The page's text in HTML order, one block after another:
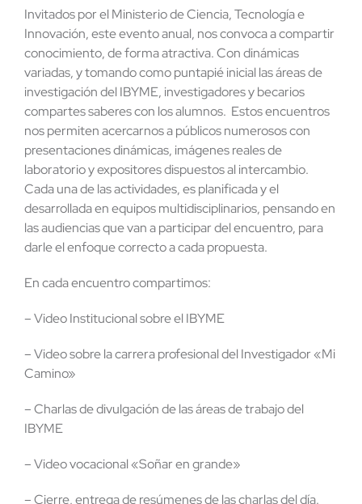
Invitados por el Ministerio de Ciencia, Tecnología e
Innovación, este evento anual, nos convoca a compartir
conocimiento, de forma atractiva. Con dinámicas
variadas, y tomando como puntapié inicial las áreas de
investigación del IBYME, investigadores y becarios
compartes saberes con los alumnos. Estos encuentros
nos permiten acercarnos a públicos numerosos con
presentaciones dinámicas, imágenes reales de
laboratorio y expositores dispuestos al intercambio.
Cada una de las actividades, es planificada y el
desarrollada en equipos multidisciplinarios, pensando en
las audiencias que van a participar del encuentro, para
darle el enfoque correcto a cada propuesta.
En cada encuentro compartimos:
– Video Institucional sobre el IBYME
– Video sobre la carrera profesional del Investigador «Mi
Camino»
– Charlas de divulgación de las áreas de trabajo del
IBYME
– Video vocacional «Soñar en grande»
– Cierre, entrega de resúmenes de las charlas del día.